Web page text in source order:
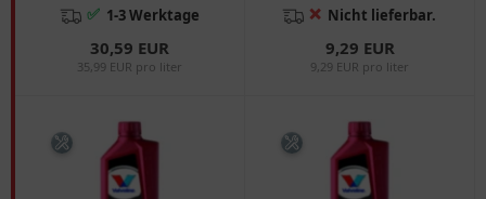
✅ 1-3 Werktage
30,59 EUR
35,99 EUR pro liter
❌ Nicht lieferbar.
9,29 EUR
9,29 EUR pro liter